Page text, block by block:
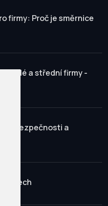
firmy: Proč je směrnice
malé a střední firmy -
k bezpečnosti a
tarifech